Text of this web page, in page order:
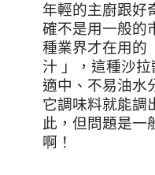
年輕的主廚跟好
確不是用一般的
種業界才在用的
汁 」，這種沙
適中、不易油水
它調味料就能調
此，但問題是一
啊！